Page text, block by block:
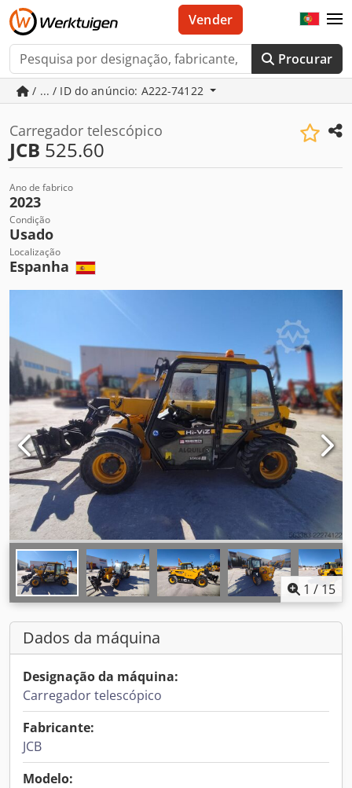
Procurar
Vender
/ ... / ID do anúncio: A222-74122
Carregador telescópico
JCB 525.60
Ano de fabrico
2023
Condição
Usado
Localização
Espanha
1 / 15
Dados da máquina
Designação da máquina:
Carregador telescópico
Fabricante:
JCB
Modelo: